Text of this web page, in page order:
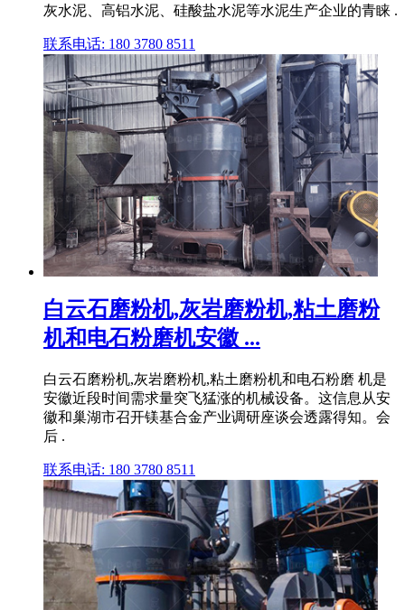
灰水泥、高铝水泥、硅酸盐水泥等水泥生产企业的青睐 .
联系电话: 180 3780 8511
白云石磨粉机,灰岩磨粉机,粘土磨粉
机和电石粉磨机安徽 ...
白云石磨粉机,灰岩磨粉机,粘土磨粉机和电石粉磨 机是
安徽近段时间需求量突飞猛涨的机械设备。这信息从安
徽和巢湖市召开镁基合金产业调研座谈会透露得知。会
后 .
联系电话: 180 3780 8511